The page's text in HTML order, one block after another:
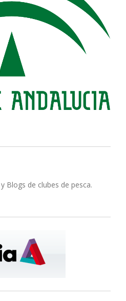
Blogs de clubes de pesca.